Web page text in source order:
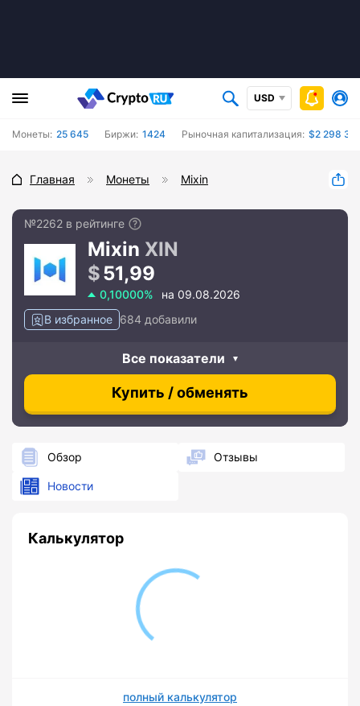
USD
Монеты: 25 645 Биржи: 1424 Рыночная капитализация: $2 298
Главная Монеты Mixin
№2262 в рейтинге
Mixin XIN
51,99
0,10000%
на 09.08.2026
В избранное 684 добавили
Все показатели
Купить / обменять
Обзор Отзывы
Новости
Калькулятор
полный калькулятор